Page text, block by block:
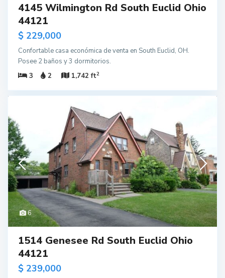
4145 Wilmington Rd South Euclid Ohio
44121
$ 229,000
Confortable casa económica de venta en South Euclid, OH.
Posee 2 baños y 3 dormitorios.
3
2 1,742 ft2
6
1514 Genesee Rd South Euclid Ohio
44121
$ 239,000